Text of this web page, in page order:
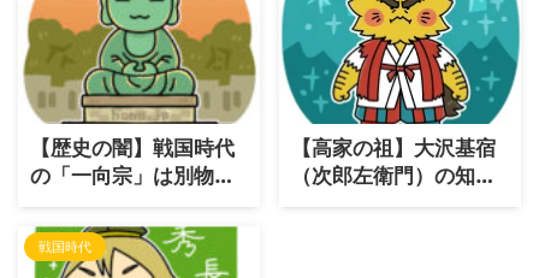
【歴史の闇】戦国時代
の「一向宗」は別物だ
った？鎌倉仏教に消さ
れた「一向俊聖」の謎
を追う
【高家の祖】大沢基宿
（次郎左衛門）の知ら
れざる生涯と徳川家康
戦国時代